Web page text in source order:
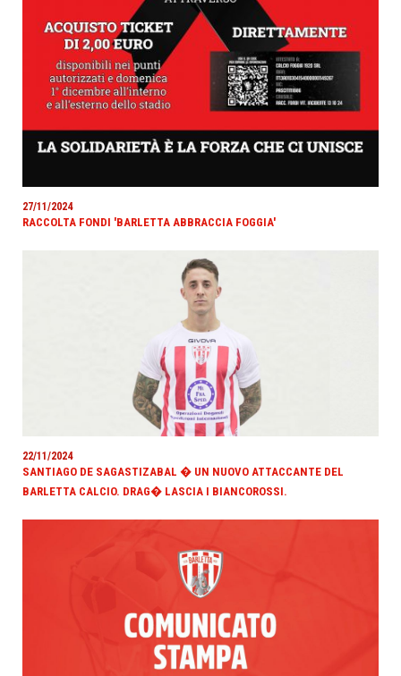
27/11/2024
RACCOLTA FONDI 'BARLETTA ABBRACCIA FOGGIA'
22/11/2024
SANTIAGO DE SAGASTIZABAL � UN NUOVO ATTACCANTE DEL
BARLETTA CALCIO. DRAG� LASCIA I BIANCOROSSI.